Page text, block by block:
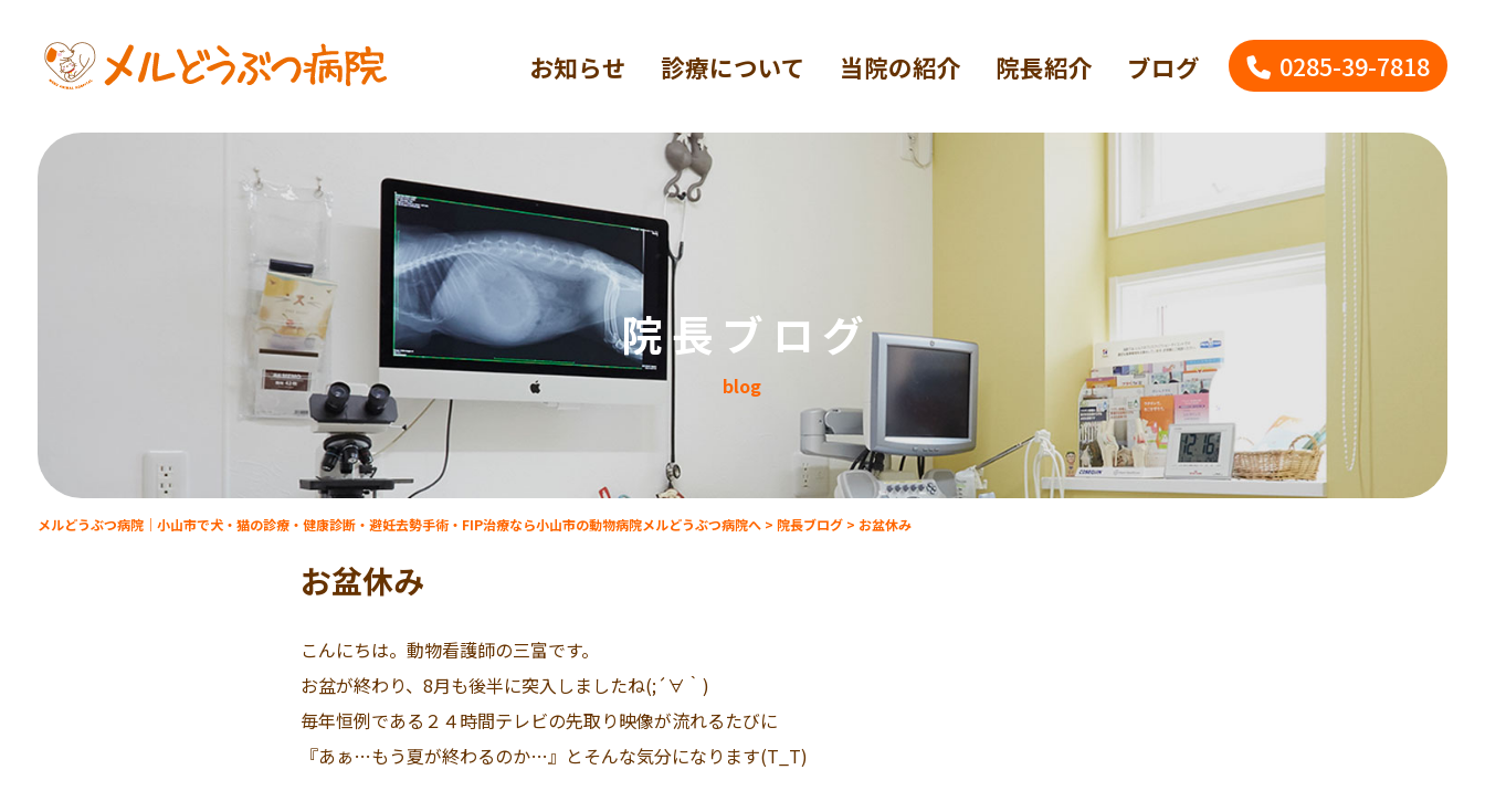
お知らせ 診療について 当院の紹介 院長紹介 ブログ 0285-39-7818
院長ブログ
blog
メルどうぶつ病院｜小山市で犬・猫の診療・健康診断・避妊去勢手術・FIP治療なら小山市の動物病院メルどうぶつ病院へ> 院長ブログ> お盆休み
お盆休み
こんにちは。動物看護師の三富です。
お盆が終わり、8月も後半に突入しましたね(;´∀｀)
毎年恒例である２４時間テレビの先取り映像が流れるたびに
『あぁ…もう夏が終わるのか…』とそんな気分になります(T_T)